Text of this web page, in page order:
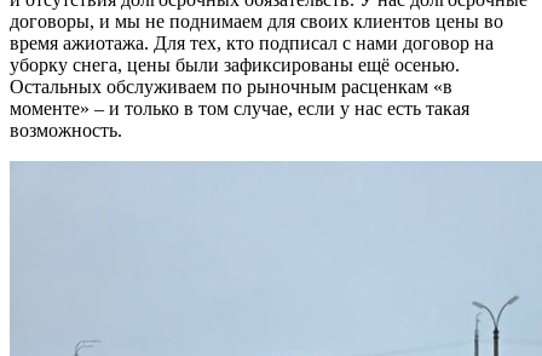
договоры, и мы не поднимаем для своих клиентов цены во
время ажиотажа. Для тех, кто подписал с нами договор на
уборку снега, цены были зафиксированы ещё осенью.
Остальных обслуживаем по рыночным расценкам «в
моменте» – и только в том случае, если у нас есть такая
возможность.